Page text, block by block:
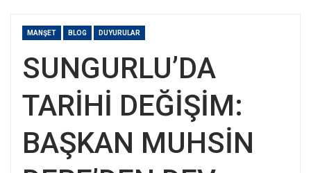
MANŞET BLOG DUYURULAR
SUNGURLU’DA
TARİHİ DEĞİŞİM:
BAŞKAN MUHSİN